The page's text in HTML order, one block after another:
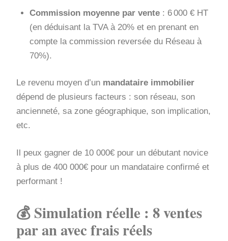
Commission moyenne par vente: 6 000 € HT
(en déduisant la TVA à 20% et en prenant en
compte la commission reversée du Réseau à
70%).
Le revenu moyen d’un mandataire immobilier
dépend de plusieurs facteurs : son réseau, son
ancienneté, sa zone géographique, son implication,
etc.
Il peux gagner de 10 000€ pour un débutant novice
à plus de 400 000€ pour un mandataire confirmé et
performant !
💰 Simulation réelle : 8 ventes
par an avec frais réels